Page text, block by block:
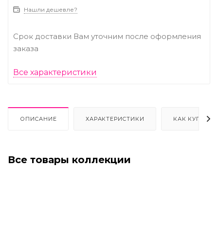
Нашли дешевле?
Срок доставки Вам уточним после оформления
заказа
Все характеристики
ОПИСАНИЕ ХАРАКТЕРИСТИКИ КАК КУПИТЬ
Все товары коллекции